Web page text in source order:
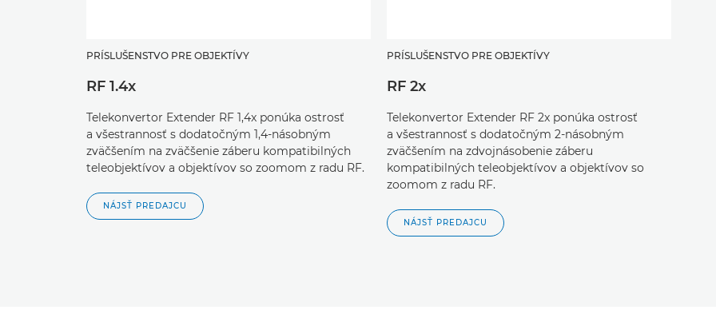
PRÍSLUŠENSTVO PRE OBJEKTÍVY
RF 1.4x
Telekonvertor Extender RF 1,4x ponúka ostrosť
a všestrannosť s dodatočným 1,4-násobným
zväčšením na zväčšenie záberu kompatibilných
teleobjektívov a objektívov so zoomom z radu RF.
NÁJSŤ PREDAJCU
PRÍSLUŠENSTVO PRE OBJEKTÍVY
RF 2x
Telekonvertor Extender RF 2x ponúka ostrosť
a všestrannosť s dodatočným 2-násobným
zväčšením na zdvojnásobenie záberu
kompatibilných teleobjektívov a objektívov so
zoomom z radu RF.
NÁJSŤ PREDAJCU